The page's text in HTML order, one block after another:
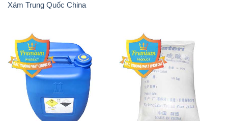
H2O2 – Hydrogen Peroxide
50% Taekwang Hàn Quốc
Sodium Sulphate – Muối
Sunfat Na2SO4 Sateri Trung
Quốc China